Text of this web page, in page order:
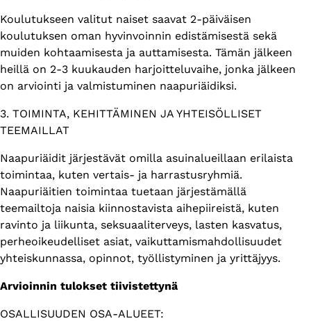
Koulutukseen valitut naiset saavat 2-päiväisen
koulutuksen oman hyvinvoinnin edistämisestä sekä
muiden kohtaamisesta ja auttamisesta. Tämän jälkeen
heillä on 2-3 kuukauden harjoitteluvaihe, jonka jälkeen
on arviointi ja valmistuminen naapuriäidiksi.
3. TOIMINTA, KEHITTÄMINEN JA YHTEISÖLLISET
TEEMAILLAT
Naapuriäidit järjestävät omilla asuinalueillaan erilaista
toimintaa, kuten vertais- ja harrastusryhmiä.
Naapuriäitien toimintaa tuetaan järjestämällä
teemailtoja naisia kiinnostavista aihepiireistä, kuten
ravinto ja liikunta, seksuaaliterveys, lasten kasvatus,
perheoikeudelliset asiat, vaikuttamismahdollisuudet
yhteiskunnassa, opinnot, työllistyminen ja yrittäjyys.
Arvioinnin tulokset tiivistettynä
OSALLISUUDEN OSA-ALUEET: